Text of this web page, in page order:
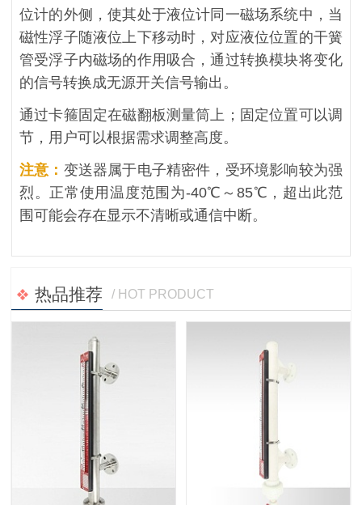
位计的外侧，使其处于液位计同一磁场系统中，当
磁性浮子随液位上下移动时，对应液位位置的干簧
管受浮子内磁场的作用吸合，通过转换模块将变化
的信号转换成无源开关信号输出。
通过卡箍固定在磁翻板测量筒上；固定位置可以调
节，用户可以根据需求调整高度。
注意： 变送器属于电子精密件，受环境影响较为强
烈。正常使用温度范围为-40℃～85℃，超出此范
围可能会存在显示不清晰或通信中断。
热品推荐 / HOT PRODUCT